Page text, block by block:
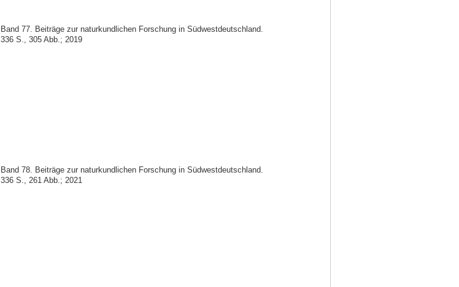
Band 77. Beiträge zur naturkundlichen Forschung in Südwestdeutschland.
336 S., 305 Abb.; 2019
Band 78. Beiträge zur naturkundlichen Forschung in Südwestdeutschland.
336 S., 261 Abb.; 2021